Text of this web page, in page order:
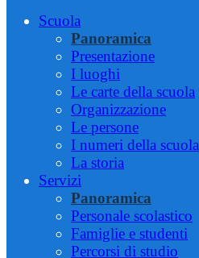
Scuola
Panoramica
Presentazione
I luoghi
Le carte della scuola
Organizzazione
Le persone
I numeri della scuola
La storia
Servizi
Panoramica
Personale scolastico
Famiglie e studenti
Percorsi di studio